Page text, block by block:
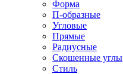
Форма
П-образные
Угловые
Прямые
Радиусные
Скошенные углы
Стиль